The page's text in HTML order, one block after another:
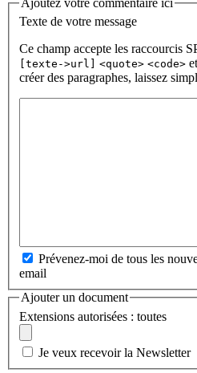
Texte de votre message
Ce champ accepte les raccourcis
[texte->url]
<quote> <code>
créer des paragraphes, laissez
Prévenez-moi de tous les
email
Ajouter un document
Extensions autorisées : toutes
Je veux recevoir la Newsletter